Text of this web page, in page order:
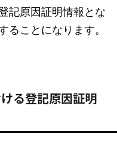
記原因証明情報とな
ることになります。
る登記原因証明